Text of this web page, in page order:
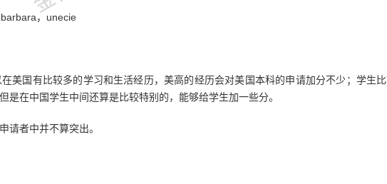
， unecie
美国有比较多的学习和生活经历，美高的经历会对美国本科的申请加分不少；学生
是在中国学生中间还算是比较特别的，能够给学生加一些分。
请者中并不算突出。